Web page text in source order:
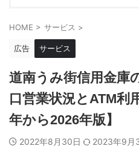
HOME > サービス >
広告 サービス
道南うみ街信用金庫
口営業状況とATM利
年から2026年版】
2022年8月30日 2023年9月